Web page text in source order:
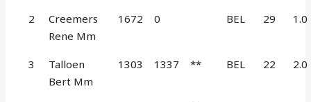
2
Creemers
Rene Mm
1672 0 BEL 29 1.0
3
Talloen
Bert Mm
1303 1337 ** BEL 22 2.0